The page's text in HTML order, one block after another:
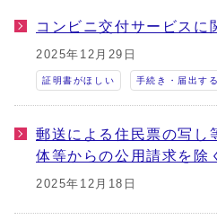
コンビニ交付サービスに
2025年12月29日
証明書がほしい 手続き・届出する
郵送による住民票の写し
体等からの公用請求を除
2025年12月18日